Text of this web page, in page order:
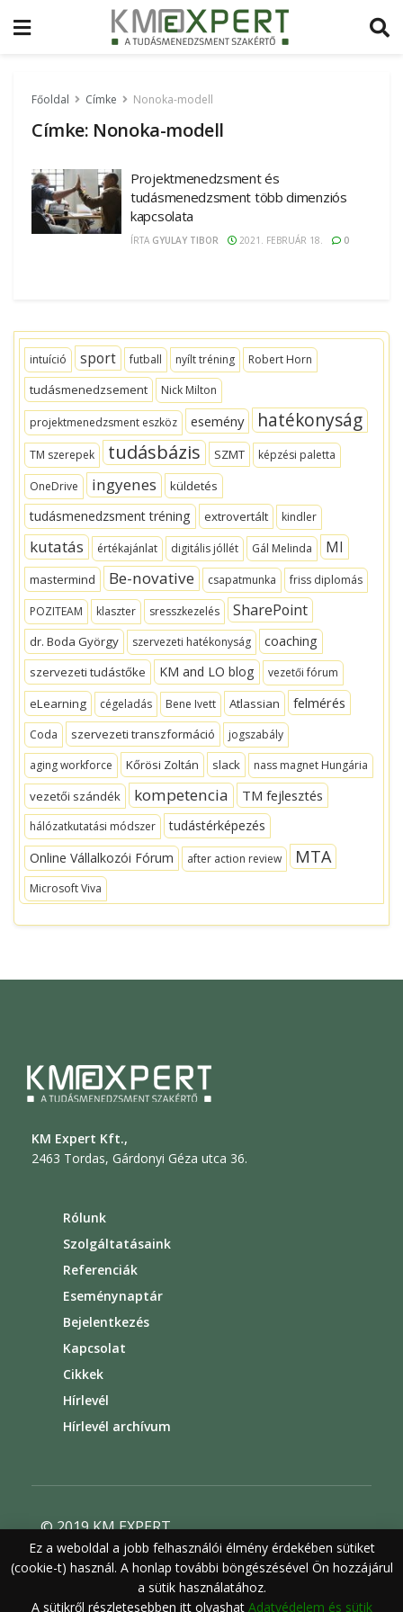
Főoldal Címke Nonoka-modell
Címke: Nonoka-modell
Projektmenedzsment és
tudásmenedzsment több dimenziós
kapcsolata
ÍRTA GYULAY TIBOR 2021. FEBRUÁR 18. 0
intuíció sport futball nyílt tréning Robert Horn
tudásmenedzsement Nick Milton
projektmenedzsment eszköz esemény hatékonyság
TM szerepek tudásbázis SZMT képzési paletta
OneDrive ingyenes küldetés
tudásmenedzsment tréning extrovertált kindler
kutatás értékajánlat digitális jóllét Gál Melinda MI
mastermind Be-novative csapatmunka friss diplomás
POZITEAM klaszter sresszkezelés SharePoint
dr. Boda György szervezeti hatékonyság coaching
szervezeti tudástőke KM and LO blog vezetői fórum
eLearning cégeladás Bene Ivett Atlassian felmérés
Coda szervezeti transzformáció
jogszabály
aging workforce
Kőrösi Zoltán slack nass magnet Hungária
vezetői szándék kompetencia TM fejlesztés
hálózatkutatási módszer
tudástérképezés
Online Vállalkozói Fórum
after action review MTA
Microsoft Viva
KM Expert Kft.,
2463 Tordas, Gárdonyi Géza utca 36.
Rólunk
Szolgáltatásaink
Referenciák
Eseménynaptár
Bejelentkezés
Kapcsolat
Cikkek
Hírlevél
Hírlevél archívum
© 2019 KM EXPERT
Általános szerződési feltételek
Felhasználási feltételek
Adatvédelem
Ez a weboldal a jobb felhasználói élmény érdekében sütiket
(cookie-t) használ. A honlap további böngészésével Ön hozzájárul
a sütik használatához.
A sütikről részletesebben itt olvashat Adatvédelem és sütik